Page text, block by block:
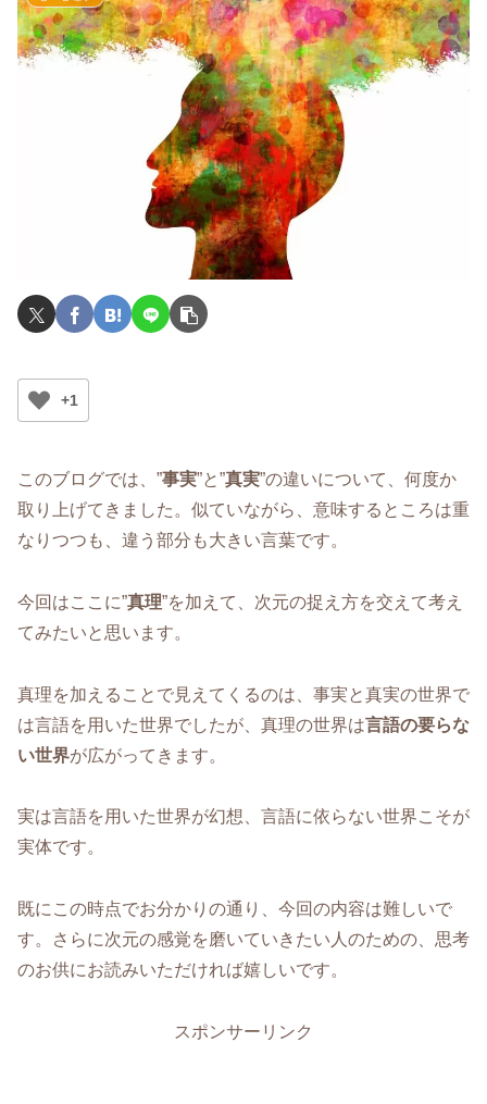
+1
このブログでは、”事実”と”真実”の違いについて、何度か
取り上げてきました。似ていながら、意味するところは重
なりつつも、違う部分も大きい言葉です。
今回はここに”真理”を加えて、次元の捉え方を交えて考え
てみたいと思います。
真理を加えることで見えてくるのは、事実と真実の世界で
は言語を用いた世界でしたが、真理の世界は言語の要らな
い世界が広がってきます。
実は言語を用いた世界が幻想、言語に依らない世界こそが
実体です。
既にこの時点でお分かりの通り、今回の内容は難しいで
す。さらに次元の感覚を磨いていきたい人のための、思考
のお供にお読みいただければ嬉しいです。
スポンサーリンク